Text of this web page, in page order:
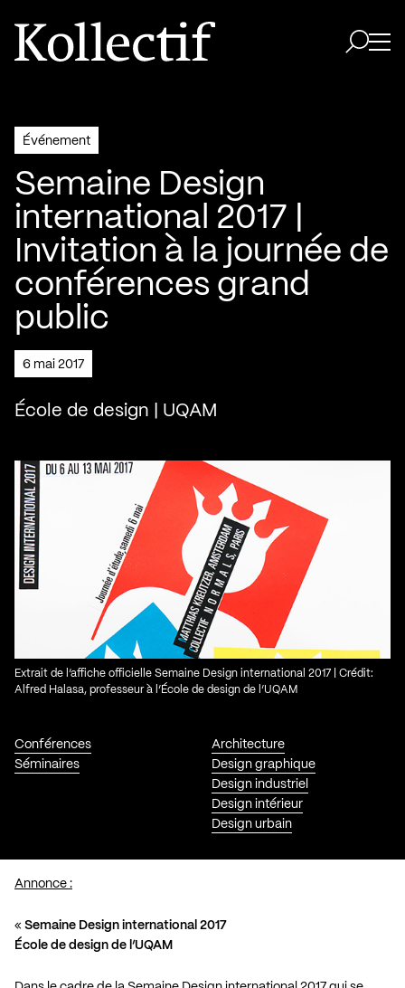
Aller à la page d'accueil
Logo Kollectif
Événement
Semaine Design
international 2017 |
Invitation à la journée de
conférences grand
public
6 mai 2017
École de design | UQAM
Conférences
Séminaires
Architecture
Design graphique
Design industriel
Design intérieur
Design urbain
Extrait de l’affiche officielle Semaine Design international 2017 | Crédit:
Alfred Halasa, professeur à l’École de design de l’UQAM
Annonce :
« Semaine Design international 2017
École de design de l’UQAM